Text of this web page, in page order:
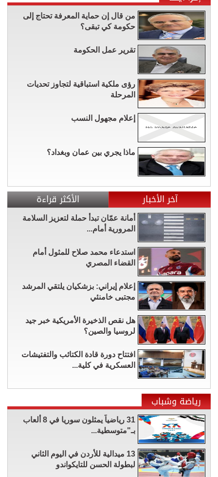
من قال إن حماية المعرفة تحتاج إلى
حكومة كي تبقى؟
تقرير عمل الحكومة
رؤى ملكية استباقية لتجاوز تحديات
المرحلة
إعلام مجهول النسب
ماذا يجري بين عمان وبغداد؟
آخر الأخبار الأكثر قراءة
أمانة عمّان تبدأ حملة لتعزيز السلامة
المرورية أمام...
استدعاء محمد صلاح للمثول أمام
القضاء المصري
إعلام إيراني: بزشكيان يلتقي المرشد
مجتبى خامنئي
هل نقص الذخيرة الأمريكية خبر جيد
لروسيا والصين؟
افتتاح دورة قادة الكتائب والتفتيشات
العسكرية في كلية...
رياضة وشباب
31 رياضياً يمثلون سوريا في 8 ألعاب
بـ"متوسطية...
13 ميدالية للأردن في اليوم الثاني
لبطولة الحسن للتايكواندو